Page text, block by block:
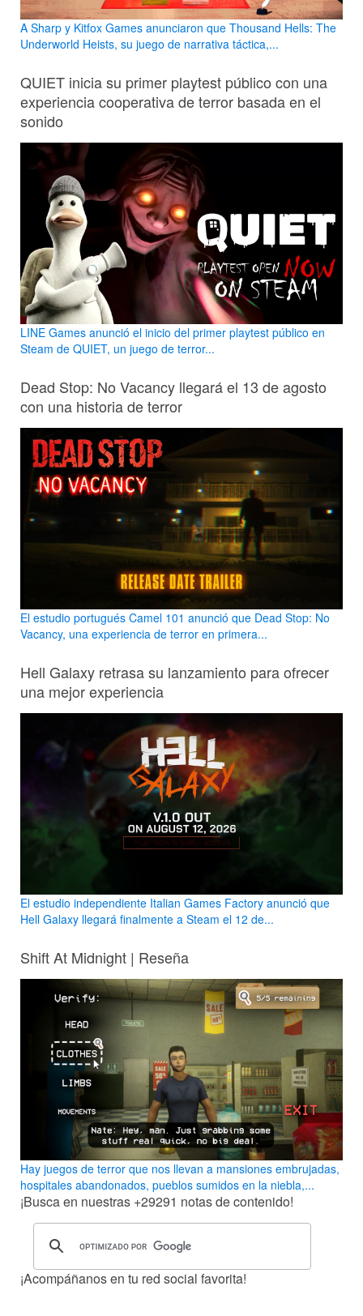
A Sharp y Kitfox Games anunciaron que Thousand Hells: The
Underworld Heists, su juego de narrativa táctica,...
QUIET inicia su primer playtest público con una
experiencia cooperativa de terror basada en el
sonido
LINE Games anunció el inicio del primer playtest público en
Steam de QUIET, un juego de terror...
Dead Stop: No Vacancy llegará el 13 de agosto
con una historia de terror
El estudio portugués Camel 101 anunció que Dead Stop: No
Vacancy, una experiencia de terror en primera...
Hell Galaxy retrasa su lanzamiento para ofrecer
una mejor experiencia
El estudio independiente Italian Games Factory anunció que
Hell Galaxy llegará finalmente a Steam el 12 de...
Shift At Midnight | Reseña
Hay juegos de terror que nos llevan a mansiones embrujadas,
hospitales abandonados, pueblos sumidos en la niebla,...
¡Busca en nuestras +29291 notas de contenido!
¡Acompáñanos en tu red social favorita!